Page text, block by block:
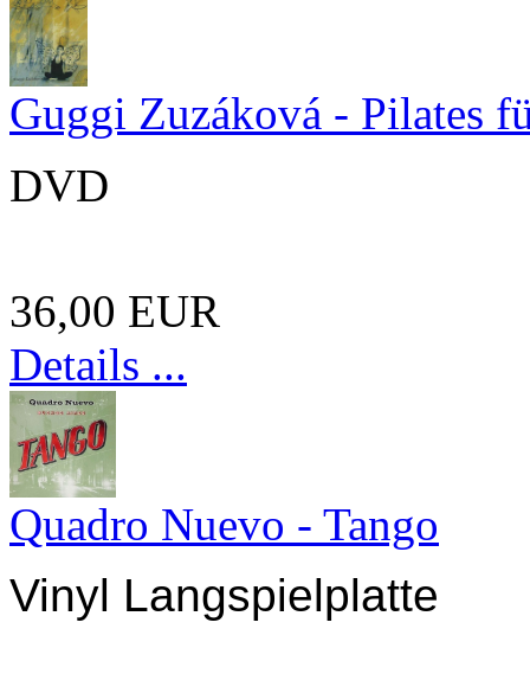
Guggi Zuzáková - Pilates
DVD
36,00 EUR
Details ...
Quadro Nuevo - Tango
Vinyl Langspielplatte